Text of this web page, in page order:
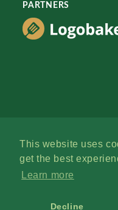
This website uses
get the best
Learn more
Decline
PARTNERS